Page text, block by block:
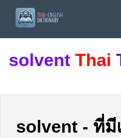
solvent Thai
solvent - ที่มี